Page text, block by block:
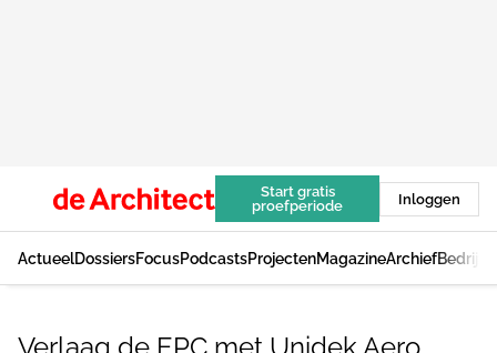
Start gratis
proefperiode
Inloggen
ActueelDossiersFocusPodcastsProjectenMagazineArchief